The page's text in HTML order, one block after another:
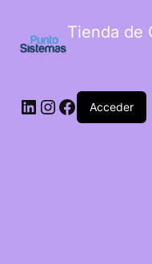
Tienda de
Acceder